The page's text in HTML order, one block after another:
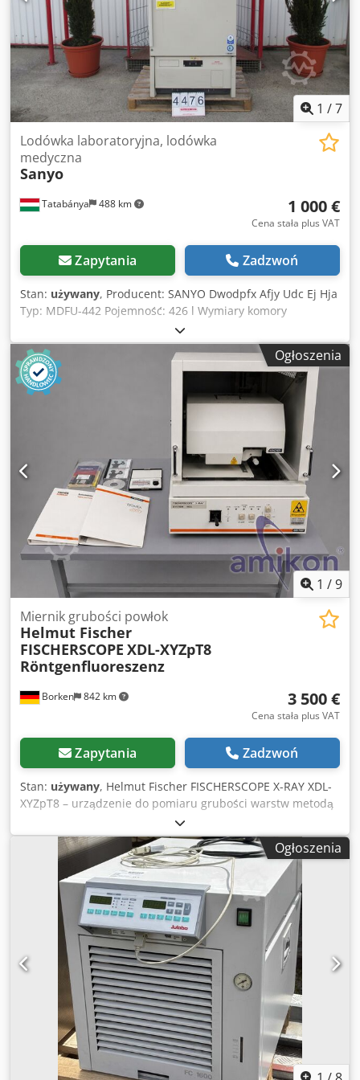
1 /7
Tatabánya 488 km
Lodówka laboratoryjna, lodówka
medyczna
Sanyo
1 000 €
Cena stała plus VAT
Zapytania Zadzwoń
Stan: używany, Producent: SANYO Dwodpfx Afjy Udc Ej Hja
Typ: MDFU-442 Pojemność: 426 l Wymiary komory
chłodniczej: 800x900x1800 mm Czynnik chłodniczy: R-134a
Waga: 240 kg
Ogłoszenia
1 /9
Borken 842 km
Miernik grubości powłok
Helmut Fischer
FISCHERSCOPE XDL-XYZpT8
Röntgenfluoreszenz
3 500 €
Cena stała plus VAT
Zapytania Zadzwoń
Stan: używany, Helmut Fischer FISCHERSCOPE X-RAY XDL-
XYZpT8 – urządzenie do pomiaru grubości warstw metodą
rentgenowskiej fluorescencji Producent: Helmut Fischer
GmbH + Co. KG, Niemcy Typ: XDL-XYZpT8 Model:
FISCHERSCOPE X-RAY Typ urządzenia: Urządzenie do
pomiaru grubości warstw metodą rentgenowskiej
fluorescencji (XRF / RFA) Na sprzedaż używane urządzenie
do pomiaru grubości warstw metodą rentgenowskiej
fluorescencji firmy Helmut Fischer GmbH + Co. KG.
FISCHERSCOPE X-RAY nadaje się do bezkontaktowego
pomiaru grubości warstw i analizy materiałów metodą
rentgenowskiej fluorescencji (XRF/RFA). System jest
przeznaczony do pomiaru warstw funkcjonalnych, powłok
antykorozyjnych, a także różnych powłok metalicznych i
znajduje zastosowanie w kontroli jakości, galwanotechnice,
technologii powłok, badaniach i laboratoriach. Urządzenie
pochodzi z likwidacji magazynu i jest sprzedawane w
stanie „tak jak jest”, bez gwarancji i możliwości
Ogłoszenia